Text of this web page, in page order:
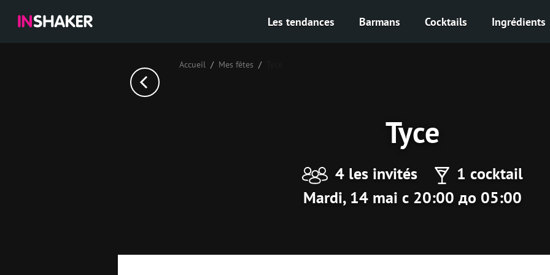
Les tendances Barmans Cocktails Ingrédients
Accueil Mes fêtes
Тусе
4 les invités
1 cocktail
Mardi, 14 mai с 20:00 до 05:00